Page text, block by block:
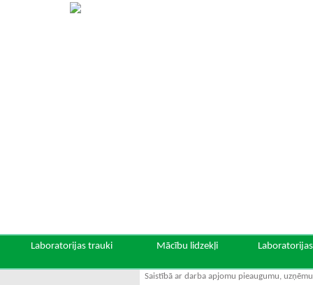
Laboratorijas trauki Mācību lidzekļi
Saistībā ar darba apjomu pieaugumu,